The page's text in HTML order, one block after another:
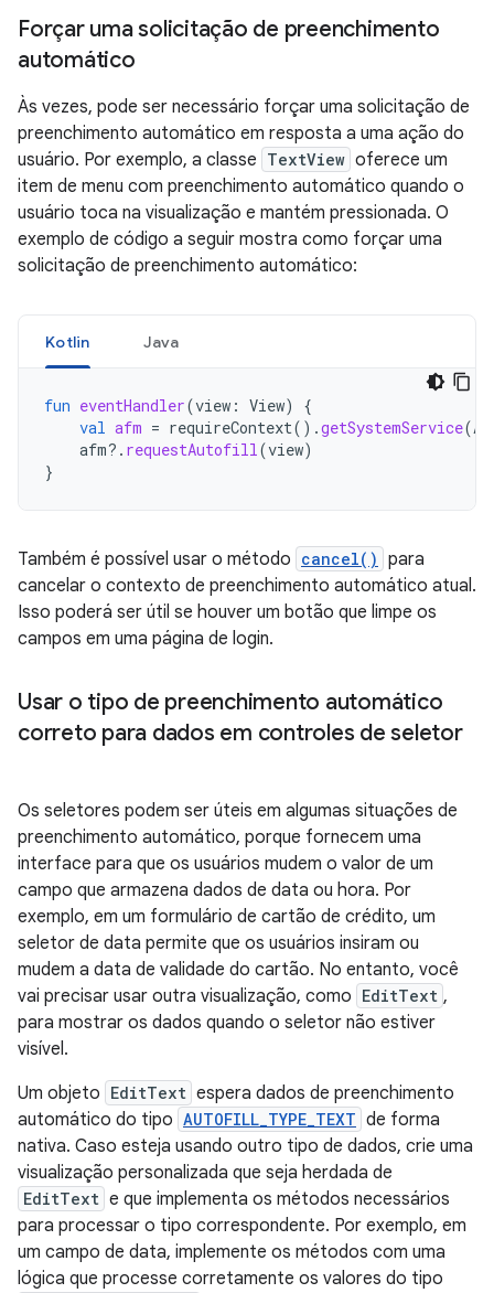
Forçar uma solicitação de preenchimento
automático
Às vezes, pode ser necessário forçar uma solicitação de
preenchimento automático em resposta a uma ação do
usuário. Por exemplo, a classe TextView oferece um
item de menu com preenchimento automático quando o
usuário toca na visualização e mantém pressionada. O
exemplo de código a seguir mostra como forçar uma
solicitação de preenchimento automático:
Kotlin Java
fun eventHandler(view : View)
{
val afm = requireContext().getSystemService(
afm?. requestAutofill(view)
}
Também é possível usar o método cancel() para
cancelar o contexto de preenchimento automático atual.
Isso poderá ser útil se houver um botão que limpe os
campos em uma página de login.
Usar o tipo de preenchimento automático
correto para dados em controles de seletor
Os seletores podem ser úteis em algumas situações de
preenchimento automático, porque fornecem uma
interface para que os usuários mudem o valor de um
campo que armazena dados de data ou hora. Por
exemplo, em um formulário de cartão de crédito, um
seletor de data permite que os usuários insiram ou
mudem a data de validade do cartão. No entanto, você
vai precisar usar outra visualização, como EditText ,
para mostrar os dados quando o seletor não estiver
visível.
Um objeto EditText espera dados de preenchimento
automático do tipo AUTOFILL_TYPE_TEXT de forma
nativa. Caso esteja usando outro tipo de dados, crie uma
visualização personalizada que seja herdada de
EditText e que implementa os métodos necessários
para processar o tipo correspondente. Por exemplo, em
um campo de data, implemente os métodos com uma
lógica que processe corretamente os valores do tipo